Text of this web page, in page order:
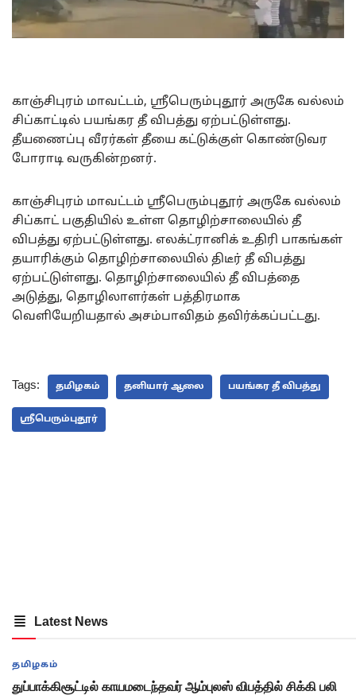
காஞ்சிபுரம் மாவட்டம், ஸ்ரீபெரும்புதூர் அருகே வல்லம்
சிப்காட்டில் பயங்கர தீ விபத்து ஏற்பட்டுள்ளது.
தீயணைப்பு வீரர்கள் தீயை கட்டுக்குள் கொண்டுவர
போராடி வருகின்றனர்.
காஞ்சிபுரம் மாவட்டம் ஸ்ரீபெரும்புதூர் அருகே வல்லம்
சிப்காட் பகுதியில் உள்ள தொழிற்சாலையில் தீ
விபத்து ஏற்பட்டுள்ளது. எலக்ட்ரானிக் உதிரி பாகங்கள்
தயாரிக்கும் தொழிற்சாலையில் திடீர் தீ விபத்து
ஏற்பட்டுள்ளது. தொழிற்சாலையில் தீ விபத்தை
அடுத்து, தொழிலாளர்கள் பத்திரமாக
வெளியேறியதால் அசம்பாவிதம் தவிர்க்கப்பட்டது.
Tags: தமிழகம் தனியார் ஆலை பயங்கர தீ விபத்து
ஸ்ரீபெரும்புதூர்
Latest News
தமிழகம்
துப்பாக்கிசூட்டில் காயமடைந்தவர் ஆம்புலஸ் விபத்தில் சிக்கி பலி